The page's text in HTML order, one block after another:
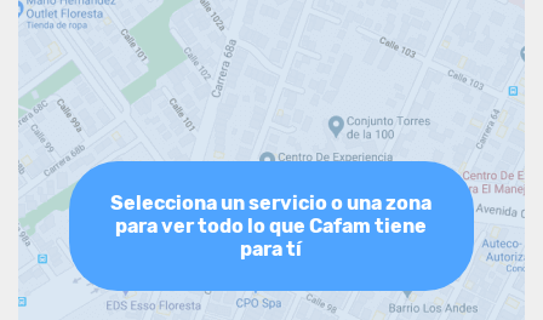
Selecciona un servicio o una zona
para ver todo lo que Cafam tiene
para tí